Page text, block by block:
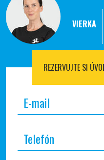
VIERKA
REZERVUJTE SI